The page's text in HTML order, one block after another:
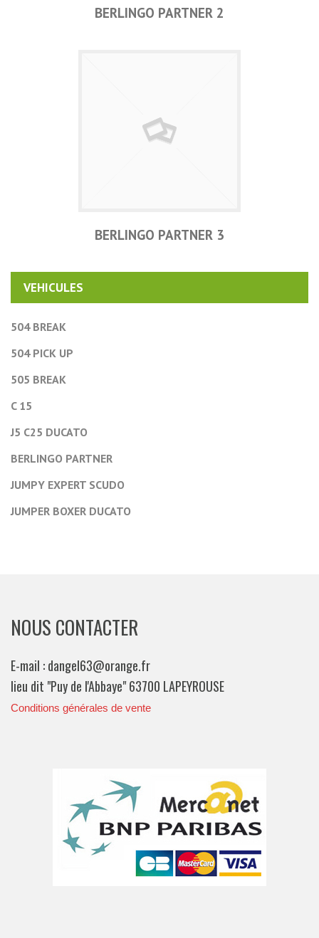
BERLINGO PARTNER 2
BERLINGO PARTNER 3
VEHICULES
504 BREAK
504 PICK UP
505 BREAK
C 15
J5 C25 DUCATO
BERLINGO PARTNER
JUMPY EXPERT SCUDO
JUMPER BOXER DUCATO
NOUS CONTACTER
E-mail : dangel63@orange.fr
lieu dit "Puy de l'Abbaye" 63700 LAPEYROUSE
Conditions générales de vente